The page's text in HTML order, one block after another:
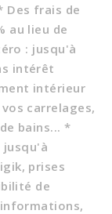
Des frais de
au lieu de
: jusqu'à
intérêt
intérieur
carrelages,
bains... *
prises
de